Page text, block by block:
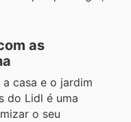
as
casa e o jardim
do Lidl é uma
o seu